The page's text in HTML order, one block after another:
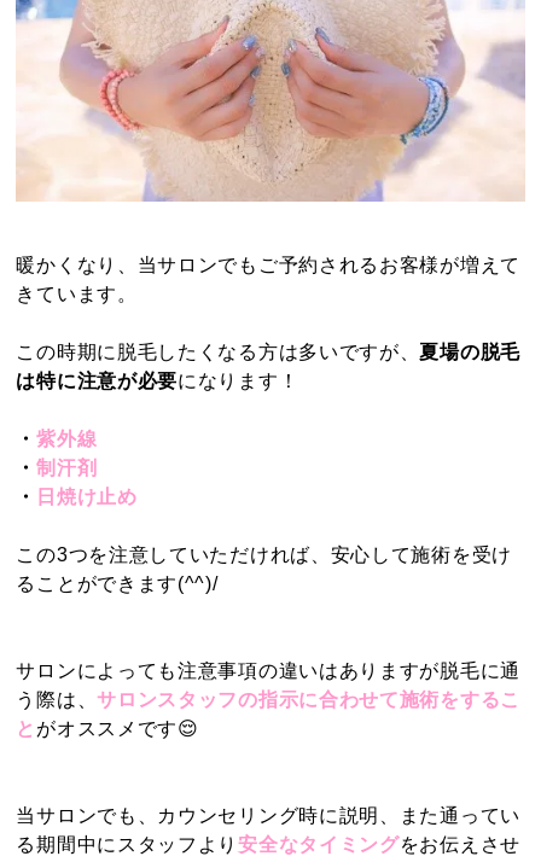
暖かくなり、当サロンでもご予約されるお客様が増えて
きています。
この時期に脱毛したくなる方は多いですが、夏場の脱毛
は特に注意が必要になります！
・紫外線
・制汗剤
・
日焼け止め
この3つを注意していただければ、安心して施術を受け
ることができます(^^)/
サロンによっても注意事項の違いはありますが脱毛に通
う際は、サロンスタッフの指示に合わせて施術をするこ
と がオススメです😌
当サロンでも、カウンセリング時に説明、また通ってい
る期間中にスタッフより安全なタイミングをお伝えさせ